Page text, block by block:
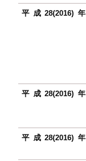
平成28(2016)年
平成28(2016)年
平成28(2016)年